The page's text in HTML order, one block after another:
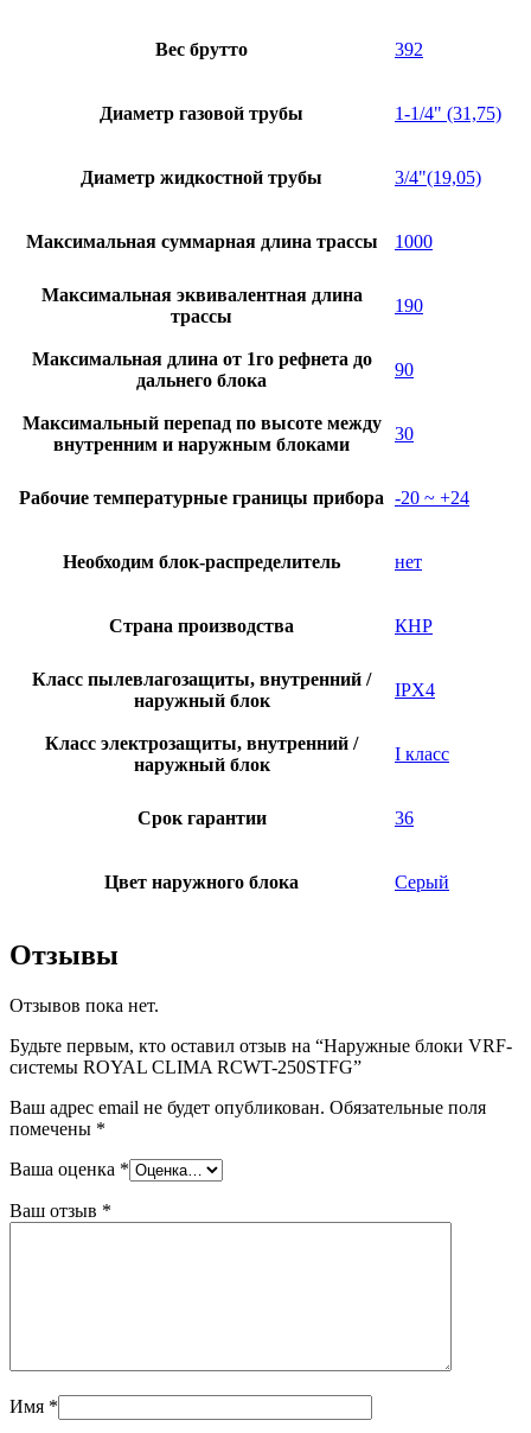
Вес брутто 392
Диаметр газовой трубы 1-1/4" (31,75)
Диаметр жидкостной трубы 3/4"(19,05)
Максимальная суммарная длина трассы 1000
Максимальная эквивалентная длина
трассы
190
Максимальная длина от 1го рефнета до
дальнего блока
90
Максимальный перепад по высоте между
внутренним и наружным блоками
30
Рабочие температурные границы прибора -20 ~ +24
Необходим блок-раcпределитель нет
Страна производства КНР
Класс пылевлагозащиты, внутренний /
наружный блок
IPX4
Класс электрозащиты, внутренний /
наружный блок
I класс
Срок гарантии 36
Цвет наружного блока Серый
Отзывы
Отзывов пока нет.
Будьте первым, кто оставил отзыв на “Наружные блоки VRF-
системы ROYAL CLIMA RCWT-250STFG”
Ваш адрес email не будет опубликован. Обязательные поля
помечены *
Ваша оценка *
Ваш отзыв *
Имя *